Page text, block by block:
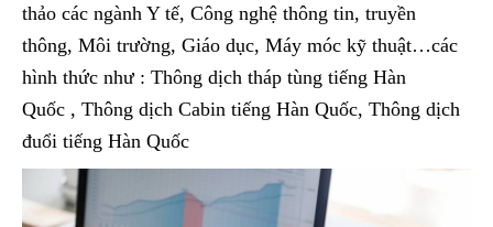
thảo các ngành Y tế, Công nghệ thông tin, truyền
thông, Môi trường, Giáo dục, Máy móc kỹ thuật…các
hình thức như : Thông dịch tháp tùng tiếng Hàn
Quốc , Thông dịch Cabin tiếng Hàn Quốc, Thông dịch
đuổi tiếng Hàn Quốc